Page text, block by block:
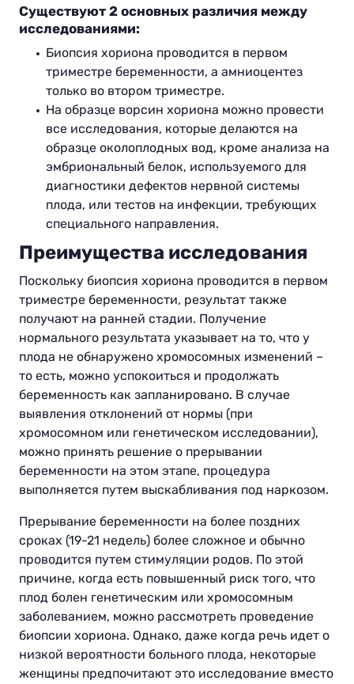
Существуют 2 основных различия между
исследованиями:
Биопсия хориона проводится в первом
триместре беременности, а амниоцентез
только во втором триместре.
На образце ворсин хориона можно провести
все исследования, которые делаются на
образце околоплодных вод, кроме анализа на
эмбриональный белок, используемого для
диагностики дефектов нервной системы
плода, или тестов на инфекции, требующих
специального направления.
Преимущества исследования
Поскольку биопсия хориона проводится в первом
триместре беременности, результат также
получают на ранней стадии. Получение
нормального результата указывает на то, что у
плода не обнаружено хромосомных изменений –
то есть, можно успокоиться и продолжать
беременность как запланировано. В случае
выявления отклонений от нормы (при
хромосомном или генетическом исследовании),
можно принять решение о прерывании
беременности на этом этапе, процедура
выполняется путем выскабливания под наркозом.
Прерывание беременности на более поздних
сроках (19-21 недель) более сложное и обычно
проводится путем стимуляции родов. По этой
причине, когда есть повышенный риск того, что
плод болен генетическим или хромосомным
заболеванием, можно рассмотреть проведение
биопсии хориона. Однако, даже когда речь идет о
низкой вероятности больного плода, некоторые
женщины предпочитают это исследование вместо